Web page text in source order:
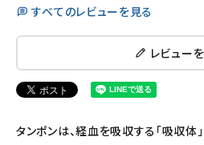
すべてのレビューを見る
レビュー
タンポンは、経血を吸収する「吸収